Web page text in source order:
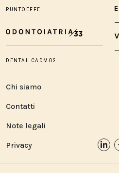
Chi siamo
Contatti
Note legali
Privacy